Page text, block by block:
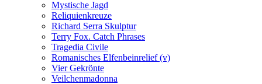
Mystische Jagd
Reliquienkreuze
Richard Serra Skulptur
Terry Fox. Catch Phrases
Tragedia Civile
Romanisches Elfenbeinrelief (v)
Vier Gekrönte
Veilchenmadonna